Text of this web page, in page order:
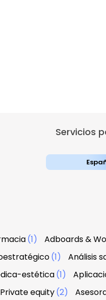
Servicios
(1) Adboards &
(1) Análisis
estética(1)
equity(2)